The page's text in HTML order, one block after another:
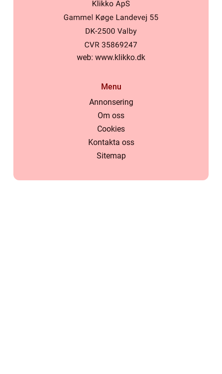
web: www.klikko.dk
Menu
Annonsering
Om oss
Cookies
Kontakta oss
Sitemap